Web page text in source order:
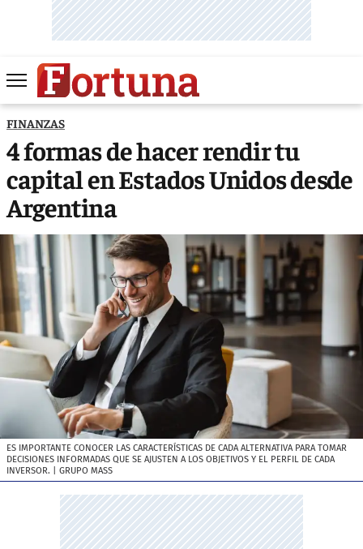
FINANZAS
4 formas de hacer rendir tu
capital en Estados Unidos desde
Argentina
ES IMPORTANTE CONOCER LAS CARACTERÍSTICAS DE CADA ALTERNATIVA PARA TOMAR
DECISIONES INFORMADAS QUE SE AJUSTEN A LOS OBJETIVOS Y EL PERFIL DE CADA
INVERSOR. | GRUPO MASS